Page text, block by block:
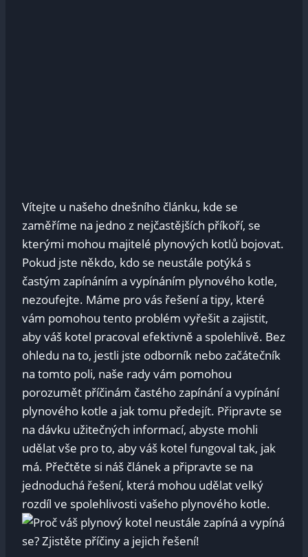
Vítejte u našeho dnešního článku, kde se
zaměříme na jedno z nejčastějších příkoří, se
kterými mohou majitelé plynových kotlů bojovat.
Pokud jste někdo, kdo se neustále potýká s
častým zapínáním a vypínáním plynového kotle,
nezoufejte. Máme pro vás řešení a tipy, které
vám pomohou tento problém vyřešit a zajistit,
aby váš kotel pracoval efektivně a spolehlivě. Bez
ohledu na to, jestli jste odborník nebo začátečník
na tomto poli, naše rady vám pomohou
porozumět příčinám častého zapínání a vypínání
plynového kotle a jak tomu předejít. Připravte se
na dávku užitečných informací, abyste mohli
udělat vše pro to, aby váš kotel fungoval tak, jak
má. Přečtěte si náš článek a připravte se na
jednoduchá řešení, která mohou udělat velký
rozdíl ve spolehlivosti vašeho plynového kotle.